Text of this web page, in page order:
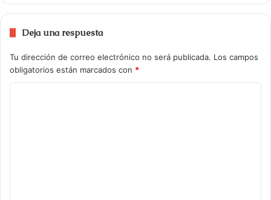
Deja una respuesta
Tu dirección de correo electrónico no será publicada. Los campos
obligatorios están marcados con *